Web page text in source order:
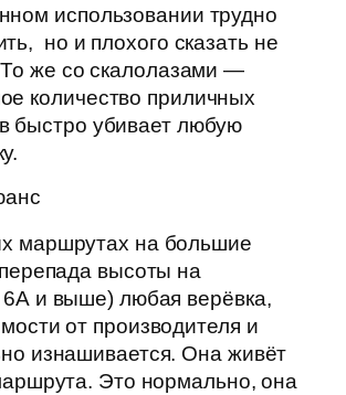
использовании трудно
но и плохого сказать не
То же со скалолазами —
количество приличных
быстро убивает любую
маршрутах на большие
высоты на
и выше) любая верёвка,
от производителя и
изнашивается. Она живёт
Это нормально, она